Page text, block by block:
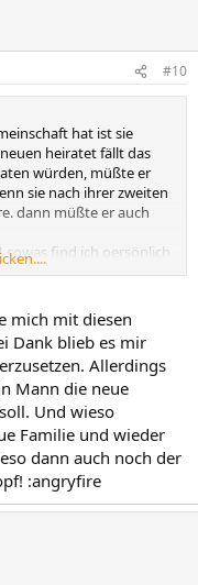
#10
hat ist sie
heiratet fällt das
würden, müßte er
sie nach ihrer zweiten
dann müßte er auch
find ich persönlich
mich mit diesen
Dank blieb es mir
Allerdings
Mann die neue
Und wieso
Familie und wieder
dann auch noch der
:angryfire